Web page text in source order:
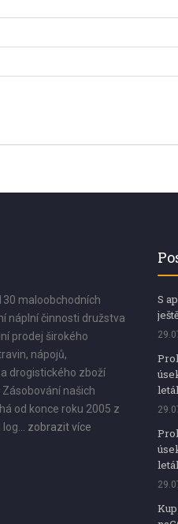
maloobchodních
náplní činnosti družstva
prodej širokého
nápojů,
drogistického zboží
našich
od konce roku 2005 z
zobrazit více
S